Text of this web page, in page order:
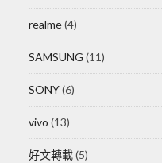
realme(4)
SAMSUNG (11)
SONY(6)
vivo (13)
好文轉載(5)